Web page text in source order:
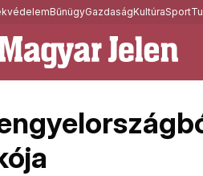
BűnügyGazdaságKultúraSport